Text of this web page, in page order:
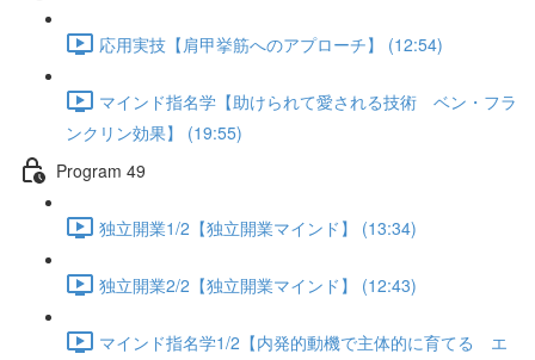
応用実技【肩甲挙筋へのアプローチ】 (12:54)
マインド指名学【助けられて愛される技術 ベン・フラ
ンクリン効果】 (19:55)
Program 49
独立開業1/2【独立開業マインド】 (13:34)
独立開業2/2【独立開業マインド】 (12:43)
マインド指名学1/2【内発的動機で主体的に育てる エ